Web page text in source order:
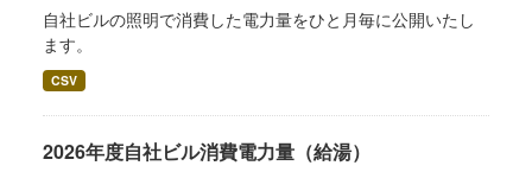
自社ビルの照明で消費した電力量をひと月毎に公開いたし
ます。
CSV
2026年度自社ビル消費電力量（給湯）